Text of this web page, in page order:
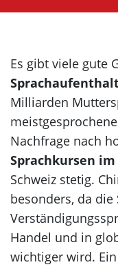
Es gibt viele gute
Milliarden
Nachfrage nach
Sprachkursen
Schweiz stetig.
besonders, da
Handel und in
wichtiger wird. Ein